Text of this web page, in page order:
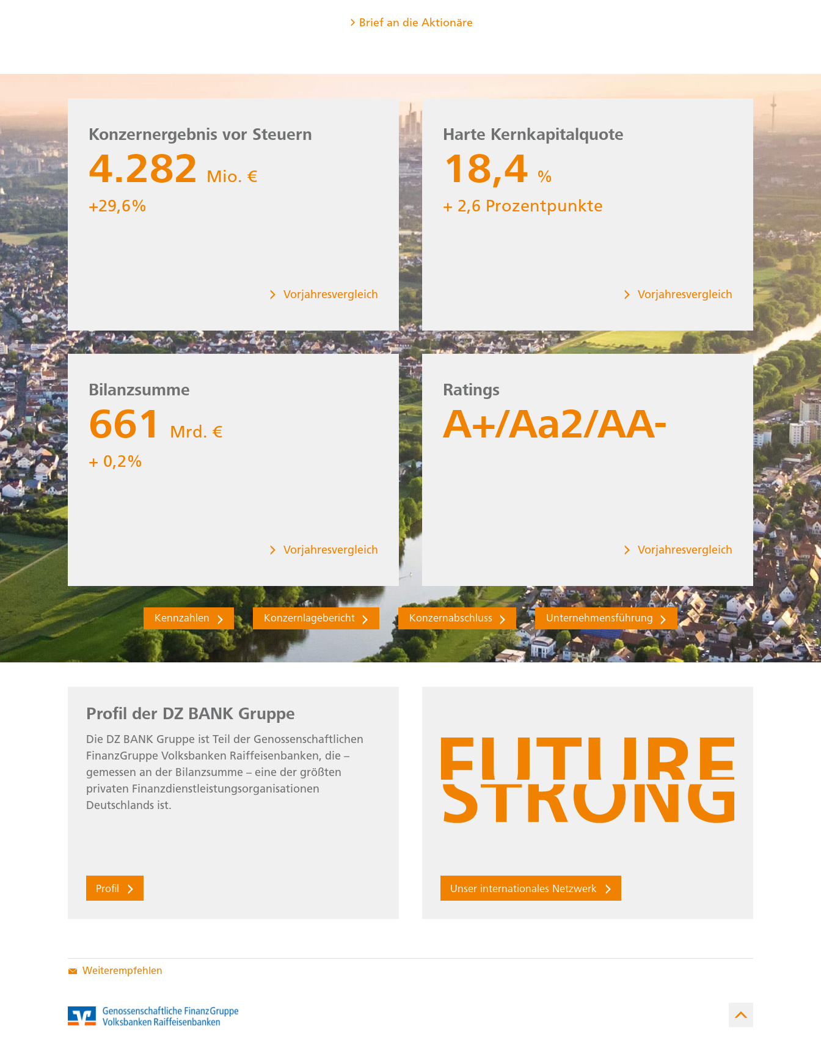
Brief an die Aktionäre
Konzernergebnis vor Steuern
4.282
Mio. €
+29,6%
Vorjahresvergleich
Konzernergebnis vor Steuern
Mio. €
Harte Kernkapitalquote
18,4 %
+ 2,6 Prozentpunkte
Vorjahresvergleich
Harte Kernkapitalquote
Bilanzsumme
661
Mrd. €
+ 0,2%
Vorjahresvergleich
Ratings
A+/Aa2/AA-
Vorjahresvergleich
A+/Aa2/AA-
Kennzahlen Konzernlagebericht Konzernabschluss Unternehmensführung
Profil der DZ BANK Gruppe
Die DZ BANK Gruppe ist Teil der Genossenschaftlichen
FinanzGruppe Volksbanken Raiffeisenbanken, die –
gemessen an der Bilanzsumme – eine der größten
privaten Finanzdienstleistungsorganisationen
Deutschlands ist.
Profil
Future Strong,
Future Strong
Unser internationales Netzwerk
Weiterempfehlen